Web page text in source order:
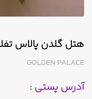
هتل گلدن پالاس
GOLDEN PALACE
آدرس پستی :